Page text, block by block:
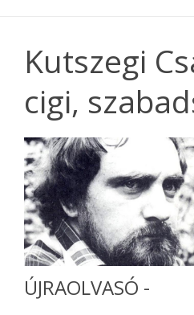
Kutszegi
cigi,
ÚJRAOLVASÓ -